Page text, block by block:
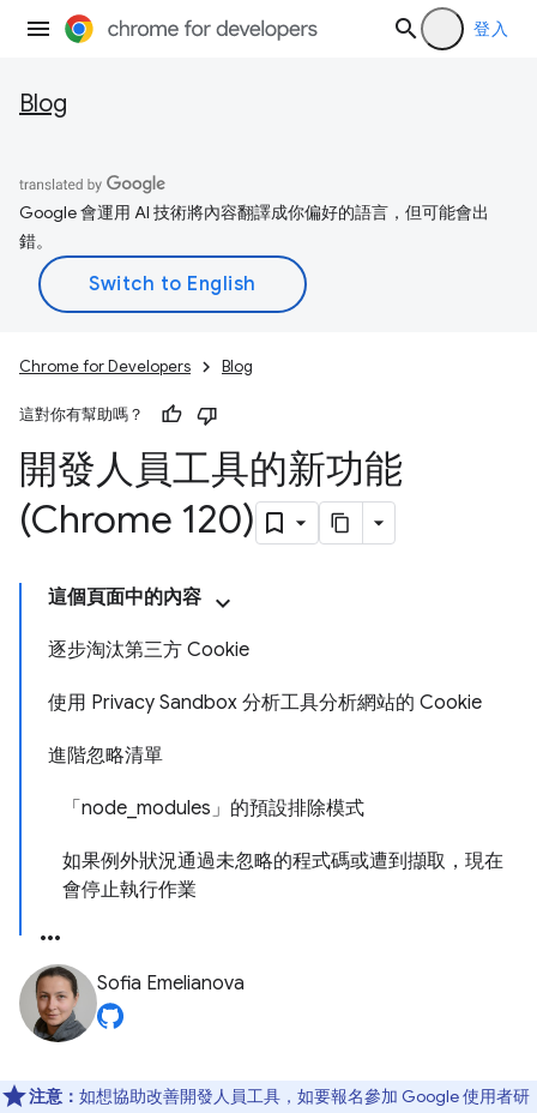
登入
Blog
Google 會運用 AI 技術將內容翻譯成你偏好的語言，但可能會出
錯。
Chrome for Developers Blog
這對你有幫助嗎？
開發人員工具的新功能
(Chrome 120)
這個頁面中的內容
逐步淘汰第三方 Cookie
使用 Privacy Sandbox 分析工具分析網站的 Cookie
進階忽略清單
「node_modules」的預設排除模式
如果例外狀況通過未忽略的程式碼或遭到擷取，現在
會停止執行作業
Sofia Emelianova
注意： 如想協助改善開發人員工具，如要報名參加 Google 使用者研